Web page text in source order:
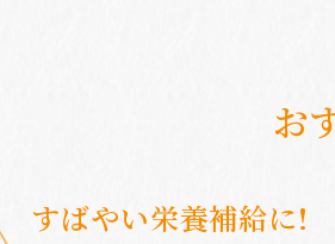
お
すばやい栄養補給に!